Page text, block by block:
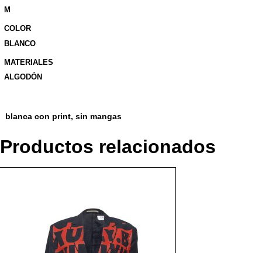
M
COLOR
BLANCO
MATERIALES
ALGODÓN
blanca con print, sin mangas
Productos relacionados